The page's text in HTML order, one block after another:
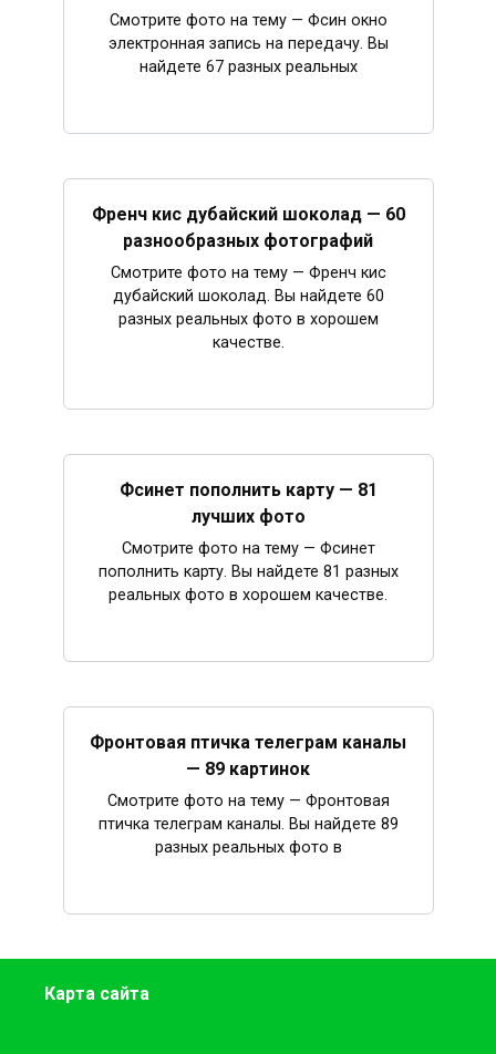
Смотрите фото на тему — Фсин окно
электронная запись на передачу. Вы
найдете 67 разных реальных
Френч кис дубайский шоколад — 60
разнообразных фотографий
Смотрите фото на тему — Френч кис
дубайский шоколад. Вы найдете 60
разных реальных фото в хорошем
качестве.
Фсинет пополнить карту — 81
лучших фото
Смотрите фото на тему — Фсинет
пополнить карту. Вы найдете 81 разных
реальных фото в хорошем качестве.
Фронтовая птичка телеграм каналы
— 89 картинок
Смотрите фото на тему — Фронтовая
птичка телеграм каналы. Вы найдете 89
разных реальных фото в
Карта сайта